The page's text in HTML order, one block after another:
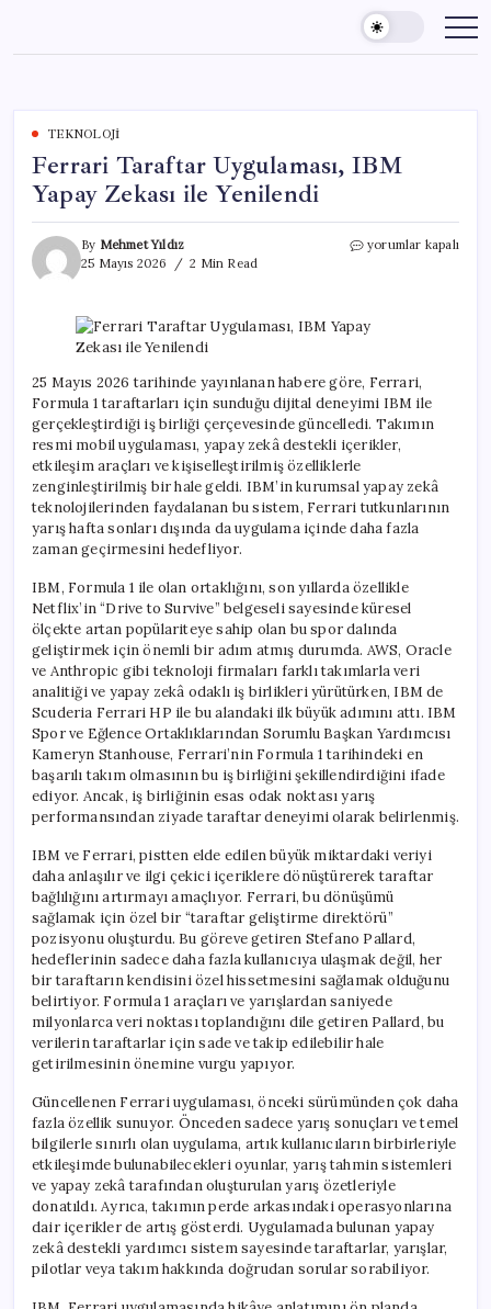
content
TEKNOLOJI
Ferrari Taraftar Uygulaması, IBM
Yapay Zekası ile Yenilendi
By Mehmet Yıldız
25 Mayıs 2026
2 Min Read
Ferrari
Zekası
Yenilendi
için
yorumlar kapalı
25 Mayıs 2026 tarihinde yayınlanan habere göre, Ferrari,
Formula 1 taraftarları için sunduğu dijital deneyimi IBM ile
gerçekleştirdiği iş birliği çerçevesinde güncelledi. Takımın
resmi mobil uygulaması, yapay zekâ destekli içerikler,
etkileşim araçları ve kişiselleştirilmiş özelliklerle
zenginleştirilmiş bir hale geldi. IBM’in kurumsal yapay zekâ
teknolojilerinden faydalanan bu sistem, Ferrari tutkunlarının
yarış hafta sonları dışında da uygulama içinde daha fazla
zaman geçirmesini hedefliyor.
IBM, Formula 1 ile olan ortaklığını, son yıllarda özellikle
Netflix’in “Drive to Survive” belgeseli sayesinde küresel
ölçekte artan popülariteye sahip olan bu spor dalında
geliştirmek için önemli bir adım atmış durumda. AWS, Oracle
ve Anthropic gibi teknoloji firmaları farklı takımlarla veri
analitiği ve yapay zekâ odaklı iş birlikleri yürütürken, IBM de
Scuderia Ferrari HP ile bu alandaki ilk büyük adımını attı. IBM
Spor ve Eğlence Ortaklıklarından Sorumlu Başkan Yardımcısı
Kameryn Stanhouse, Ferrari’nin Formula 1 tarihindeki en
başarılı takım olmasının bu iş birliğini şekillendirdiğini ifade
ediyor. Ancak, iş birliğinin esas odak noktası yarış
performansından ziyade taraftar deneyimi olarak belirlenmiş.
IBM ve Ferrari, pistten elde edilen büyük miktardaki veriyi
daha anlaşılır ve ilgi çekici içeriklere dönüştürerek taraftar
bağlılığını artırmayı amaçlıyor. Ferrari, bu dönüşümü
sağlamak için özel bir “taraftar geliştirme direktörü”
pozisyonu oluşturdu. Bu göreve getiren Stefano Pallard,
hedeflerinin sadece daha fazla kullanıcıya ulaşmak değil, her
bir taraftarın kendisini özel hissetmesini sağlamak olduğunu
belirtiyor. Formula 1 araçları ve yarışlardan saniyede
milyonlarca veri noktası toplandığını dile getiren Pallard, bu
verilerin taraftarlar için sade ve takip edilebilir hale
getirilmesinin önemine vurgu yapıyor.
Güncellenen Ferrari uygulaması, önceki sürümünden çok daha
fazla özellik sunuyor. Önceden sadece yarış sonuçları ve temel
bilgilerle sınırlı olan uygulama, artık kullanıcıların birbirleriyle
etkileşimde bulunabilecekleri oyunlar, yarış tahmin sistemleri
ve yapay zekâ tarafından oluşturulan yarış özetleriyle
donatıldı. Ayrıca, takımın perde arkasındaki operasyonlarına
dair içerikler de artış gösterdi. Uygulamada bulunan yapay
zekâ destekli yardımcı sistem sayesinde taraftarlar, yarışlar,
pilotlar veya takım hakkında doğrudan sorular sorabiliyor.